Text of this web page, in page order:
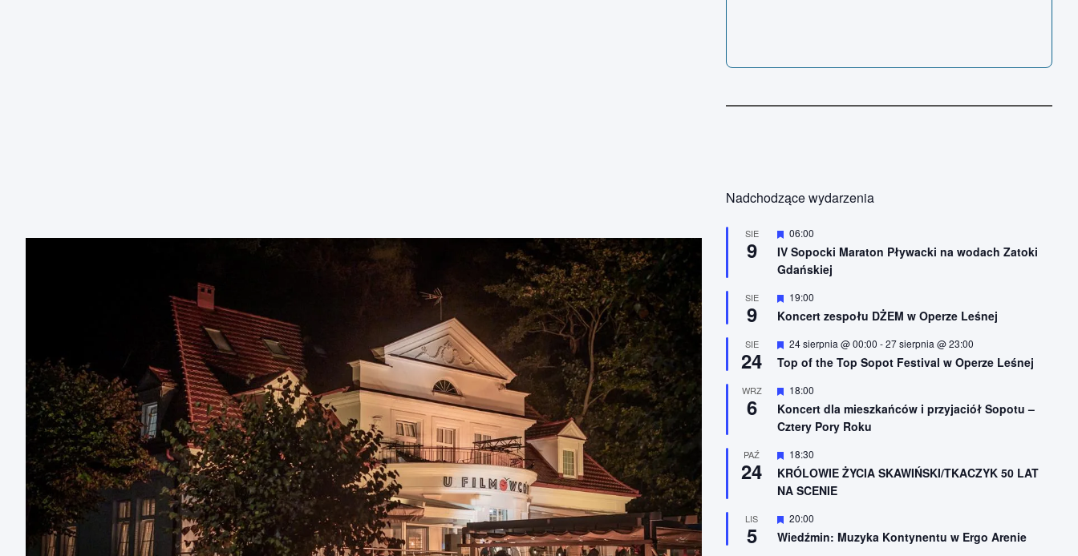
Nadchodzące wydarzenia
SIE
9
W
y
r
ó
n
o
e
06:00
IV Sopocki Maraton Pływacki na wodach Zatoki
Gdańskiej
SIE
9
W
r
ż
n
i
o
n
e
19:00
Koncert zespołu DŻEM w Operze Leśnej
SIE
24
W
r
ż
n
o
e
24 sierpnia @ 00:00 -27 sierpnia @ 23:00
Top of the Top Sopot Festival w Operze Leśnej
WRZ
6
W
r
ó
n
i
o
n
18:00
Koncert dla mieszkańców i przyjaciół Sopotu –
Cztery Pory Roku
PAŹ
24
W
y
r
ó
n
i
o
18:30
KRÓLOWIE ŻYCIA SKAWIŃSKI/TKACZYK 50 LAT
NA SCENIE
LIS
5
W
y
r
20:00
Wiedźmin: Muzyka Kontynentu w Ergo Arenie